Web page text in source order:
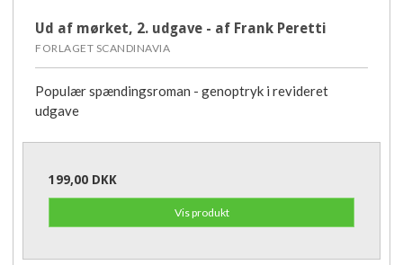
Ud af mørket, 2. udgave - af Frank Peretti
FORLAGET SCANDINAVIA
Populær spændingsroman - genoptryk i revideret
udgave
199,00 DKK
Vis produkt